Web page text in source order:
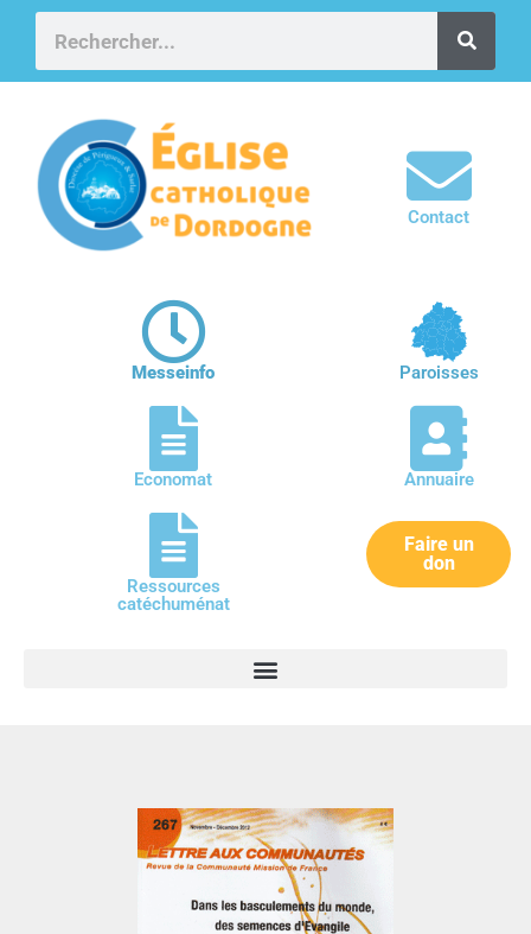
Contact
Messeinfo Paroisses
Economat Annuaire
Ressources
catéchuménat
Faire un
don